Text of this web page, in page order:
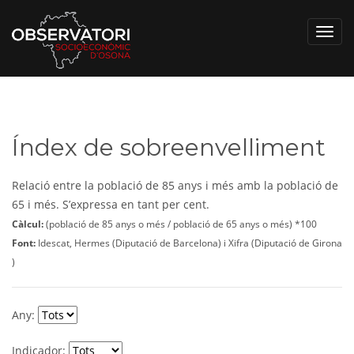
Índex de sobreenvelliment
Relació entre la població de 85 anys i més amb la població de
65 i més. S’expressa en tant per cent.
Càlcul:(població de 85 anys o més / població de 65 anys o més) *100
Font: Idescat, Hermes (Diputació de Barcelona) i Xifra (Diputació de Girona
)
Any:
Indicador: